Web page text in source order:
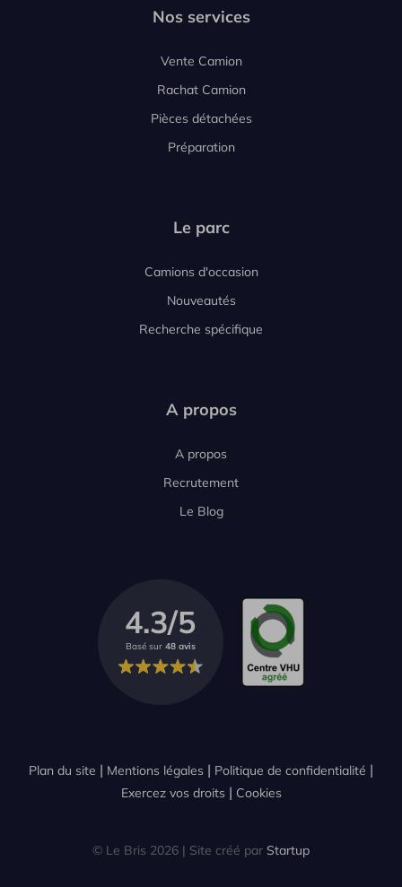
Nos services
Vente Camion
Rachat Camion
Pièces détachées
Préparation
Le parc
Camions d'occasion
Nouveautés
Recherche spécifique
A propos
A propos
Recrutement
Le Blog
4.3/5
Basé sur 48 avis
Plan du site Mentions légales
Politique de confidentialité
Exercez vos droits
Cookies
© Le Bris 2026 | Site créé par Startup